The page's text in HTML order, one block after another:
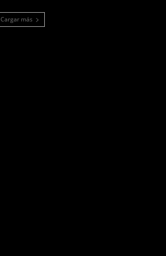
Cargar más